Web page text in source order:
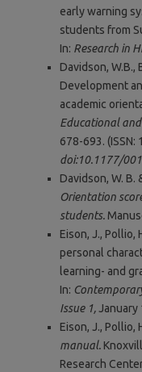
early warning
students from
In: Research in
Davidson, W.B.,
Development
academic
Educational
678-693. (ISSN:
doi:10.1177/
Davidson, W. B.
Orientation
students.
Eison, J., Pollio,
personal
learning- and
In:
Issue 1,January
Eison, J., Pollio,
manual.
Research